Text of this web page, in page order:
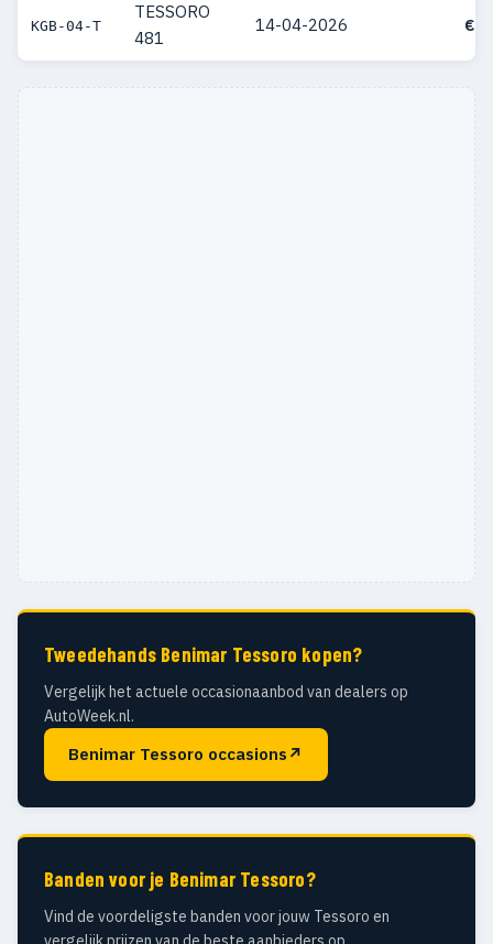
KGB-04-T
TESSORO
481
14-04-2026 €
Tweedehands Benimar Tessoro kopen?
Vergelijk het actuele occasionaanbod van dealers op
AutoWeek.nl.
Benimar Tessoro occasions ↗
Banden voor je Benimar Tessoro?
Vind de voordeligste banden voor jouw Tessoro en